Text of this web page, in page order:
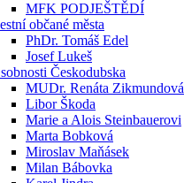
MFK PODJEŠTĚDÍ
občané města
PhDr. Tomáš Edel
Josef Lukeš
Českodubska
MUDr. Renáta Zikmundová
Libor Škoda
Marie a Alois Steinbauerovi
Marta Bobková
Miroslav Maňásek
Milan Bábovka